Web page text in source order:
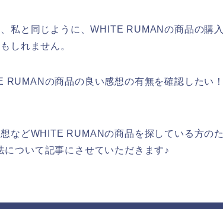
私と同じように、WHITE RUMANの商品の購入
しれません。
の商品の良い感想の有無を確認したい！
などWHITE RUMANの商品を探している方のた
ついて記事にさせていただきます♪